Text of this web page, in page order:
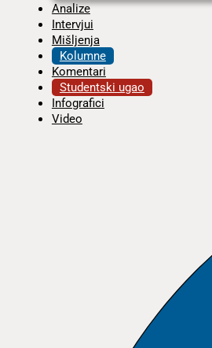
Analize
Intervjui
Mišljenja
Kolumne
Komentari
Studentski ugao
Infografici
Video